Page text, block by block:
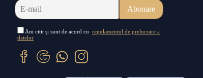
Am citit și sunt de acord curegulamentul de prelucrare a
datelor